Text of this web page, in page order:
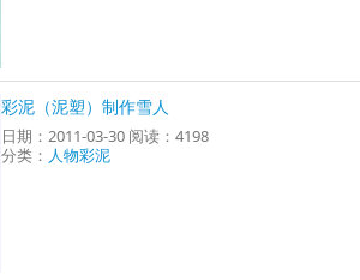
彩泥（泥塑）制作雪人
日期：2011-03-30 阅读：4198
分类： 人物彩泥